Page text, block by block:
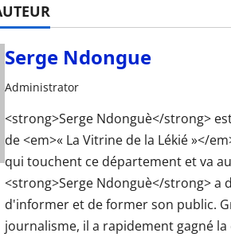
Serge Ndongue
Administrator
<strong>Serge Ndonguè</strong>
de <em>« La Vitrine de la Lékié »</
qui touchent ce département et va
<strong>Serge Ndonguè</strong>
d'informer et de former son public.
journalisme, il a rapidement gagné